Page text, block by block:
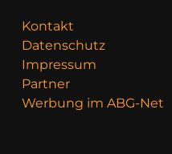
Kontakt
Datenschutz
Impressum
Partner
Werbung im ABG-Net